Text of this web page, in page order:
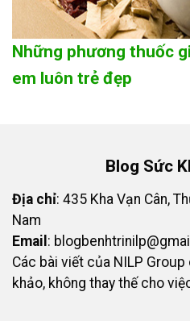
Những phương thuốc
em luôn trẻ đẹp
Blog Sức
Địa chỉ: 435 Kha Vạn Cân,
Nam
Email :
Các bài viết của NILP
khảo, không thay thế cho